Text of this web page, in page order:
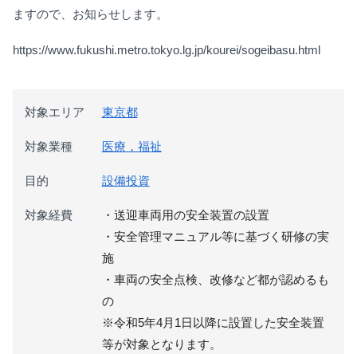
ますので、お知らせします。
https://www.fukushi.metro.tokyo.lg.jp/kourei/sogeibasu.html
対象エリア 東京都
対象業種 医療，福祉
目的 設備投資
対象経費
・送迎車両用の安全装置の設置
・安全管理マニュアル等に基づく研修の実
施
・車両の安全点検、改修など都が認めるも
の
※令和5年4月1日以降に設置した安全装置
等が対象となります。